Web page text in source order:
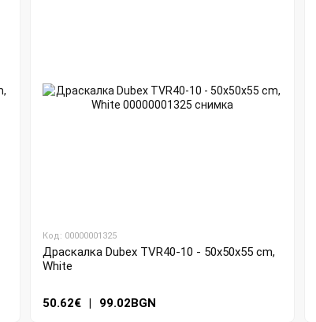
Код: 00000001325
Драскалка Dubex TVR40-10 - 50x50x55 cm,
White
50.62€ | 99.02BGN